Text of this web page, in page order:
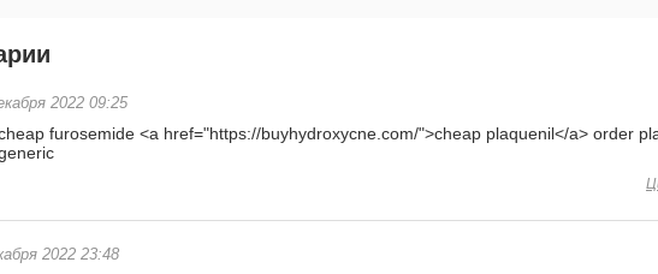
2022 09:25
furosemide <a href="https://buyhydroxycne.com/">cheap plaquenil</a> order
2022 23:48